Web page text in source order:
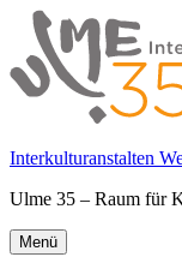
Springe
zum
Inhalt
Interkulturanstalten
Ulme 35 – Raum für
Primäres
Menü